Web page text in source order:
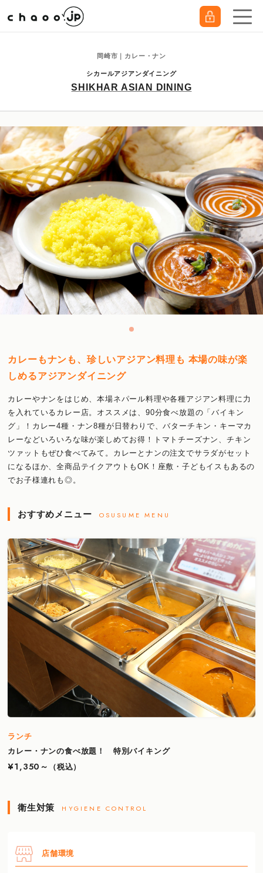
岡崎市｜カレー・ナン
シカールアジアンダイニング
SHIKHAR ASIAN DINING
カレーもナンも、珍しいアジアン料理も 本場の味が楽
しめるアジアンダイニング
カレーやナンをはじめ、本場ネパール料理や各種アジアン料理に力
を入れているカレー店。オススメは、90分食べ放題の「バイキン
グ」！カレー4種・ナン8種が日替わりで、バターチキン・キーマカ
レーなどいろいろな味が楽しめてお得！トマトチーズナン、チキン
ツァットもぜひ食べてみて。カレーとナンの注文でサラダがセット
になるほか、全商品テイクアウトもOK！座敷・子どもイスもあるの
でお子様連れも◎。
おすすめメニュー OSUSUME MENU
ランチ
カレー・ナンの食べ放題！ 特別バイキング
¥1,350～
（税込）
衛生対策 HYGIENE CONTROL
店舗環境